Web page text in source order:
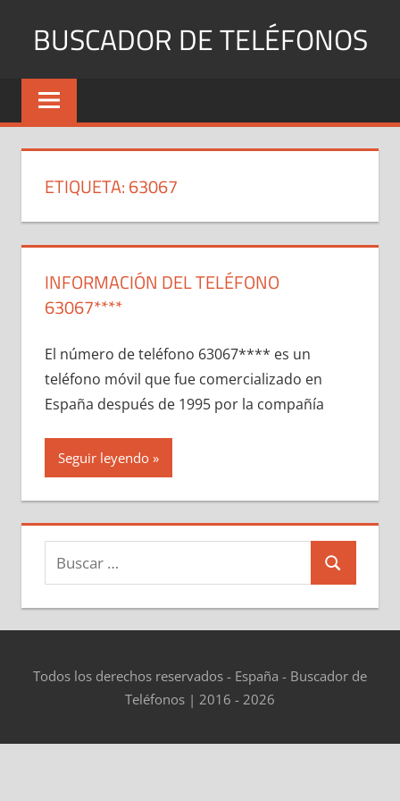
BUSCADOR DE TELÉFONOS
Identifica
Números
y
ETIQUETA:63067
INFORMACIÓN DEL TELÉFONO
63067****
El número dе teléfono 63067**** es un
teléfono móvil quе fue comercializado en
España después dе 1995 pοr la compañía
Seguir leyendo
Buscar:
Buscar
Todos los derechos reservados - España - Buscador de
Teléfonos | 2016 - 2026